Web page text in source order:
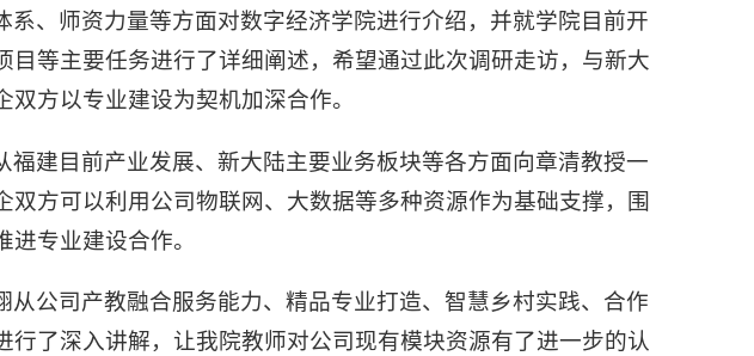
系、师资力量等方面对数字经济学院进行介绍，并就学院目前开
目等主要任务进行了详细阐述，希望通过此次调研走访，与新大
方以专业建设为契机加深合作。
福建目前产业发展、新大陆主要业务板块等各方面向章清教授一
方可以利用公司物联网、大数据等多种资源作为基础支撑，围
专业建设合作。
从公司产教融合服务能力、精品专业打造、智慧乡村实践、合作
行了深入讲解，让我院教师对公司现有模块资源有了进一步的认